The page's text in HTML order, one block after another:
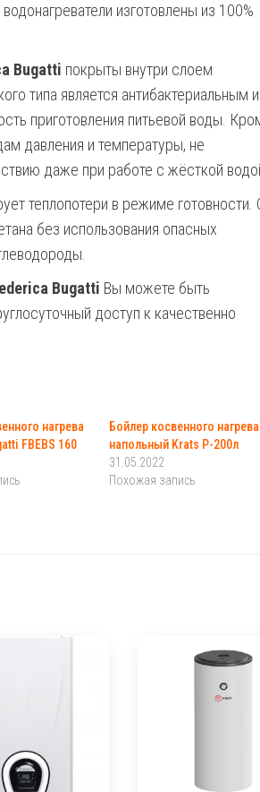
изготовлены из 100%
Bugatti покрыты внутри слоем
типа является антибактериальным и
приготовления питьевой воды.
давления и температуры, не
даже при работе с жёсткой
теплопотери в режиме готовности.
без использования опасных
Bugatti Вы можете быть
доступ к качественно
нагрева
FBEBS 160
Бойлер косвенного нагрева
напольный Krats P-200л
31.05.2022
Похожая запись